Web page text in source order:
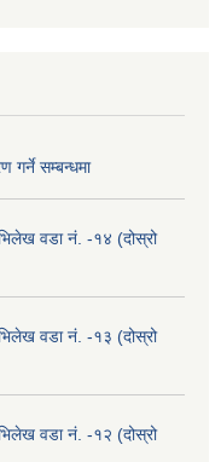
गर्ने सम्बन्धमा
वडा नं. -१४ (दोस्रो
वडा नं. -१३ (दोस्रो
वडा नं. -१२ (दोस्रो